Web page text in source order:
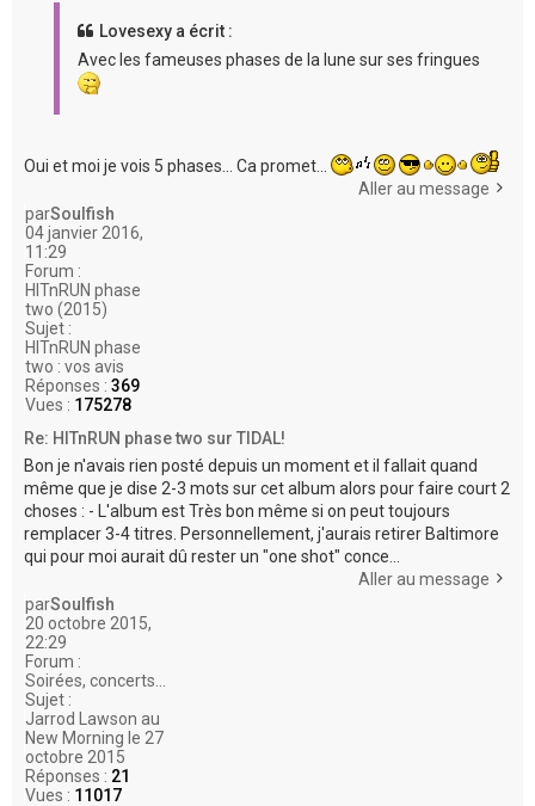
Lovesexy a écrit :
Avec les fameuses phases de la lune sur ses fringues
Oui et moi je vois 5 phases... Ca promet...
Aller au message
parSoulfish
04 janvier 2016,
11:29
Forum :
HITnRUN phase
two (2015)
Sujet :
HITnRUN phase
two : vos avis
Réponses : 369
Vues : 175278
Re: HITnRUN phase two sur TIDAL!
Bon je n'avais rien posté depuis un moment et il fallait quand
même que je dise 2-3 mots sur cet album alors pour faire court 2
choses : - L'album est Très bon même si on peut toujours
remplacer 3-4 titres. Personnellement, j'aurais retirer Baltimore
qui pour moi aurait dû rester un "one shot" conce...
Aller au message
parSoulfish
20 octobre 2015,
22:29
Forum :
Soirées, concerts...
Sujet :
Jarrod Lawson au
New Morning le 27
octobre 2015
Réponses : 21
Vues : 11017